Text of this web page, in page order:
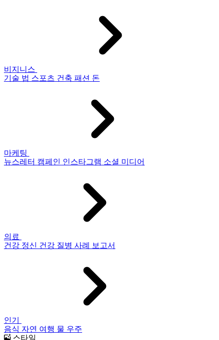
비지니스
기술 법 스포츠 건축 패션 돈
마케팅
뉴스레터 캠페인 인스타그램 소셜 미디어
의료
건강 정신 건강 질병 사례 보고서
인기
음식 자연 여행 물 우주
스타일